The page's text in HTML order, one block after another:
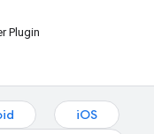
Plugin
iOS